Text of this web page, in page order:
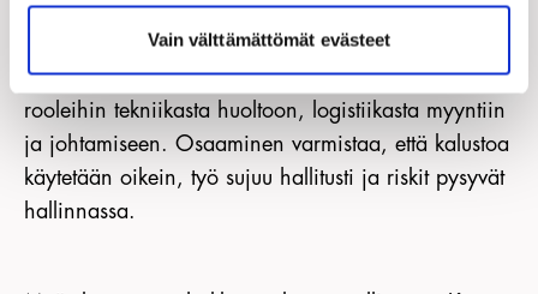
Vain välttämättömät evästeet
Turvallinen työ edellyttää aina myös osaamista, ja
siksi alalla tarvitaan jatkuvasti uusia tekijöitä eri
rooleihin tekniikasta huoltoon, logistiikasta myyntiin
ja johtamiseen. Osaaminen varmistaa, että kalustoa
käytetään oikein, työ sujuu hallitusti ja riskit pysyvät
hallinnassa.